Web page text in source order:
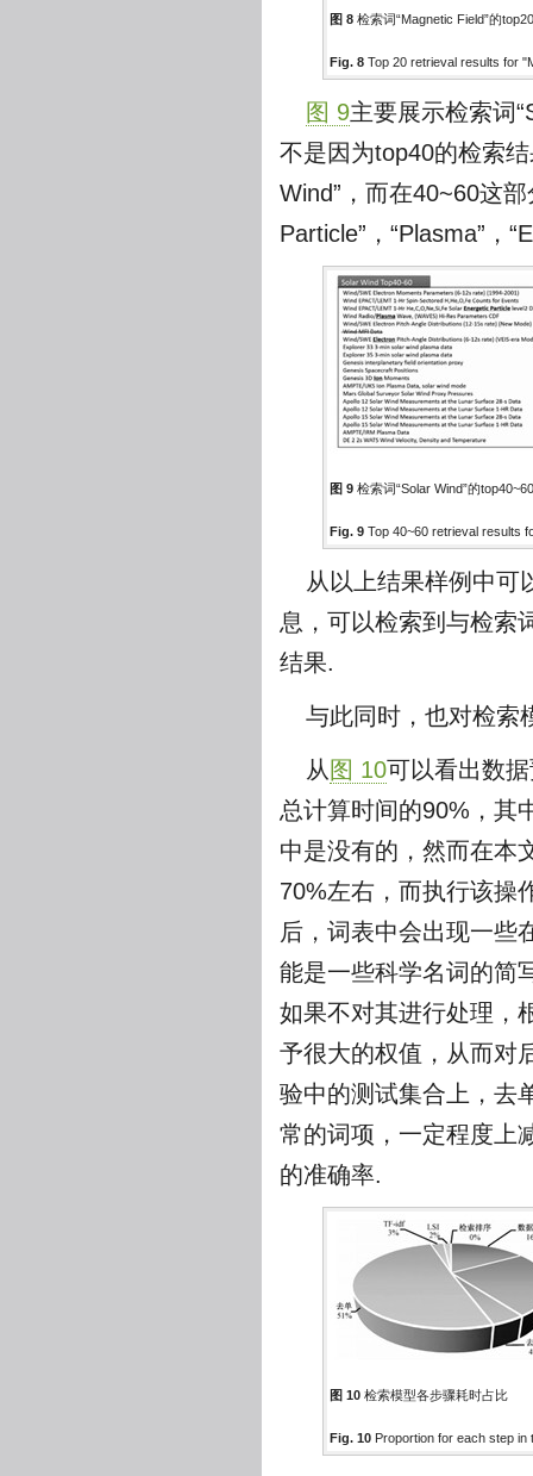
图 8 检索词“Magnetic Field”的
Fig. 8 Top 20 retrieval results for
图 9主要展示检索词
不是因为top40的检索
Wind”，而在40~60这
Particle”，“Plasma”，
图 9 检索词“Solar Wind”的
Fig. 9 Top 40~60 retrieval results
从以上结果样例中可
息，可以检索到与检索
结果.
与此同时，也对检索
从 图 10可以看出数
总计算时间的90%，其
中是没有的，然而在本
70%左右，而执行该操
后，词表中会出现一些
能是一些科学名词的简
如果不对其进行处理，
予很大的权值，从而对
验中的测试集合上，去
常的词项，一定程度上
的准确率.
图 10 检索模型各步骤耗时占比
Fig. 10 Proportion for each step in